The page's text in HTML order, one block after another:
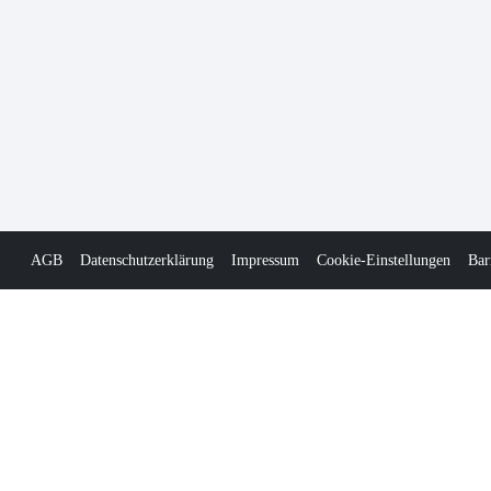
AGB Datenschutzerklärung Impressum Cookie-Einstellungen